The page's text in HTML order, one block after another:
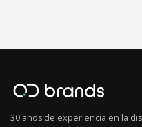
30 años de experiencia en la